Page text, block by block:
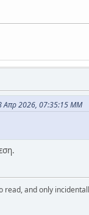
Απρ 2026, 07:35:15 ΜΜ
and only